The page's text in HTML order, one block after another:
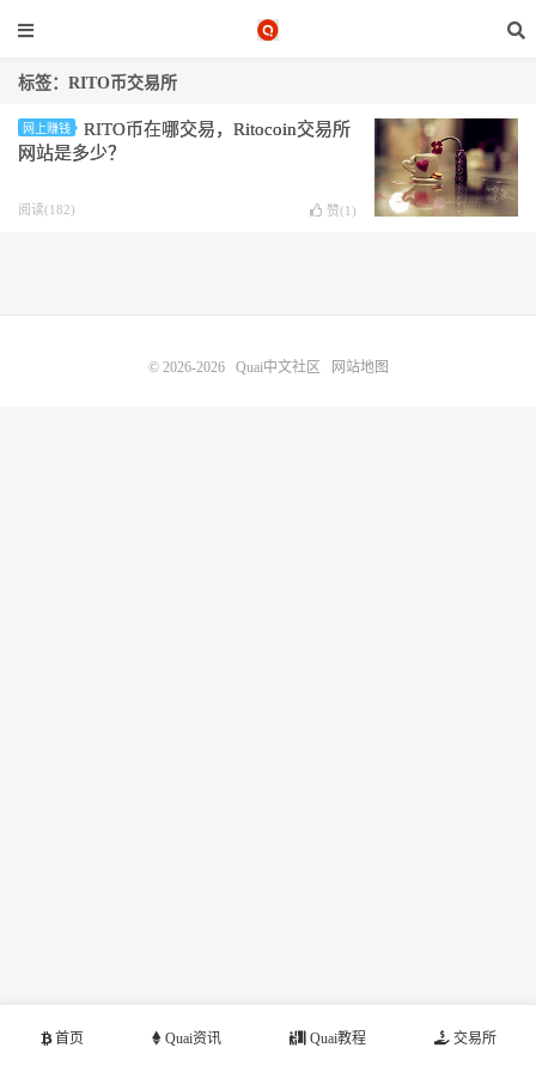
标签：RITO币交易所
网上赚钱
RITO币在哪交易，Ritocoin交易所
网站是多少？
阅读(182) 赞(1 )
首页 Quai资讯 Quai教程 交易所
© 2026-2026 Quai中文社区 网站地图